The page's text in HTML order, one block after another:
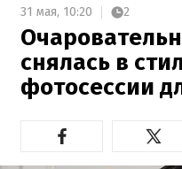
31 мая, 10:20 2
снялась в
фотосессии